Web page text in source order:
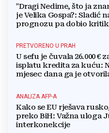
"Dragi Nedime, što ja
je Velika Gospa?: Sladić
prognozu pa dobio
PRETVORENO U PRAH
U sefu je čuvala 26.000 €
isplatu kredita za kuću:
mjesec dana ga je
ANALIZA AFP-A
Kako se EU rješava
preko BiH: Važna uloga
interkonekcije